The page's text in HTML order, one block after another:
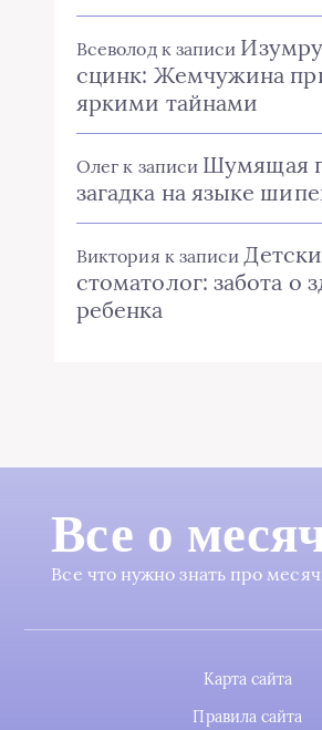
Всеволодк записи
сцинк: Жемчужина
яркими тайнами
Олег к записи Шумящая
загадка на языке
Виктория к записи
стоматолог: забота о
ребенка
Все о
Все что нужно знать про
Карта сайта
Правила сайта